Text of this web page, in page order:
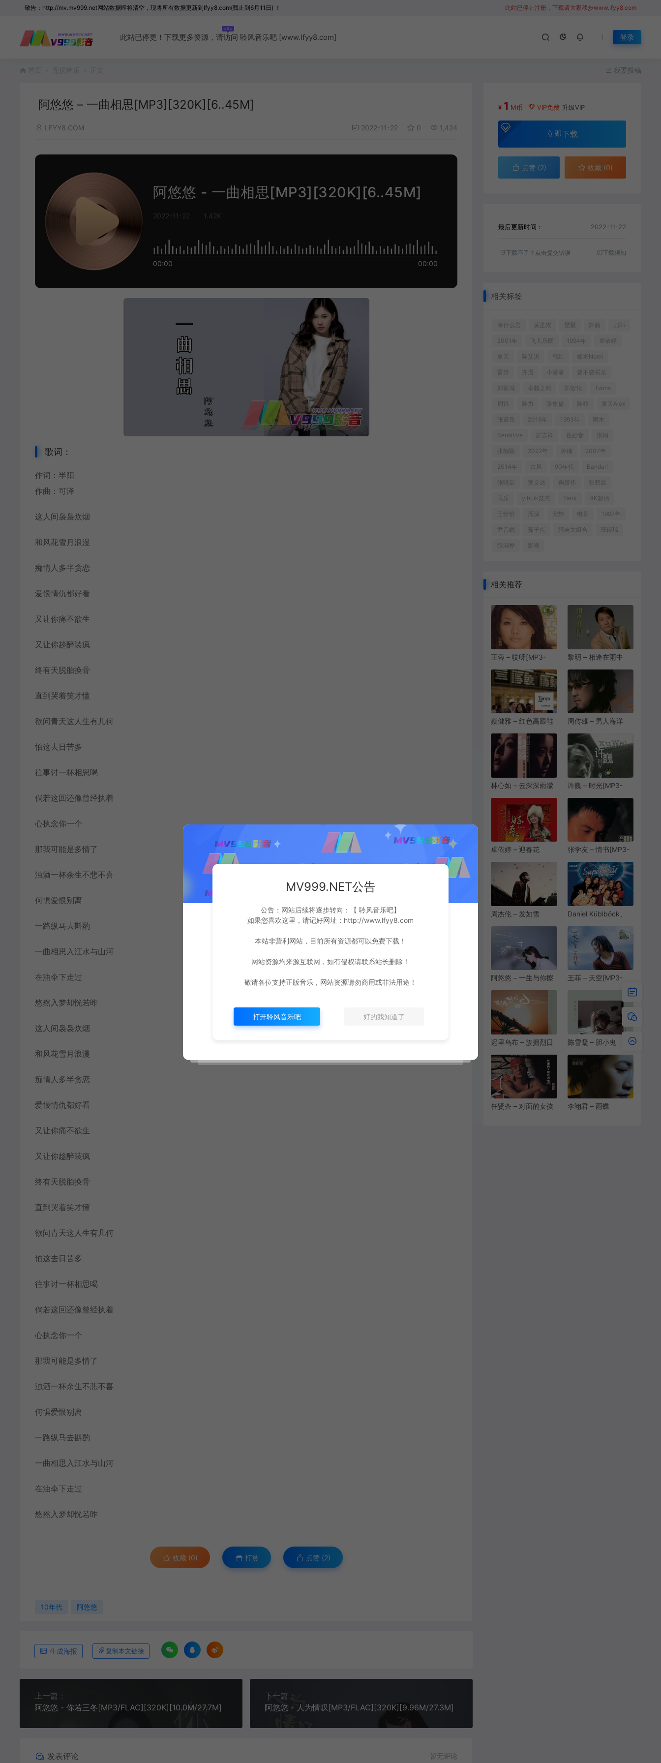
敬告：http://mv.mv999.net网站数据即将清空，现将所有数据更新到lfyy8.com(截止到6月11日) ！ 此站已停止注册，下载请大家移步www.lfyy8.com
此站已停更！下载更多资源，请访问 聆风音乐吧 [www.lfyy8.com] 登录
我要投稿
阿悠悠 – 一曲相思[MP3][320K][6..45M]
LFYY8.COM 2022-11-22 0 1,424
阿悠悠 - 一曲相思[MP3][320K][6..45M]
2022-11-22 1.42K
00:00 00:00
歌词：
作词：半阳
作曲：可泽
这人间袅袅炊烟
和风花雪月浪漫
痴情人多半贪恋
爱恨情仇都好看
又让你痛不欲生
又让你趁醉装疯
终有天脱胎换骨
直到哭着笑才懂
欲问青天这人生有几何
怕这去日苦多
往事讨一杯相思喝
倘若这回还像曾经执着
心执念你一个
那我可能是多情了
浊酒一杯余生不悲不喜
何惧爱恨别离
一路纵马去斟酌
一曲相思入江水与山河
在油伞下走过
悠然入梦却恍若昨
这人间袅袅炊烟
和风花雪月浪漫
痴情人多半贪恋
爱恨情仇都好看
又让你痛不欲生
又让你趁醉装疯
终有天脱胎换骨
直到哭着笑才懂
欲问青天这人生有几何
怕这去日苦多
往事讨一杯相思喝
倘若这回还像曾经执着
心执念你一个
那我可能是多情了
浊酒一杯余生不悲不喜
何惧爱恨别离
一路纵马去斟酌
一曲相思入江水与山河
在油伞下走过
悠然入梦却恍若昨
收藏 (0) 打赏 点赞 (2)
10年代 阿悠悠
生成海报 复制本文链接
上一篇：
阿悠悠 - 你若三冬[MP3/FLAC][320K][10.0M/27.7M]
下一篇：
阿悠悠 - 人为情叹[MP3/FLAC][320K][9.96M/27.3M]
发表评论 暂无评论
¥ 1 M币 VIP免费 升级VIP
立即下载
点赞 (2) 收藏 (0)
最后更新时间： 2022-11-22
下载不了？点击提交错误 下载须知
相关标签
等什么君 黄圣依 琵琶 舞曲 刀郎
2001年 飞儿乐团 1994年 卓依婷
夏天 陈艾湄 韩红 糯米Nomi
雷婷 齐晨 小潘潘 要不要买菜
郭富城 卓越之剑 郑智化 Twins
周迅 陈力 骆集益 陈粒 夏天Alex
张震岳 2016年 1993年 阿木
Sensitive 罗志祥 任妙音 依桐
张靓颖 2022年 孙楠 2007年
2014年 古风 90年代 Bandari
张晓棠 黄义达 鞠婧祎 张碧晨
民乐 yihuik苡慧 Tank 4K超清
王恰恰 周深 安静 电音 1997年
尹昔眠 茄子蛋 阿吉太组合 班得瑞
陈淑桦 影视
相关推荐
王蓉 – 哎呀[MP3-
[8.57M/27.5M]
黎明 – 相逢在雨中
[8.93M/26.1M]
蔡健雅 – 红色高跟鞋
[8.01M/24.4M]
周传雄 – 男人海洋
[9.15M/23.1M]
林心如 – 云深深雨濛
320K/FLAC]
[10.1M/27.6M]
许巍 – 时光[MP3-
[12.1M/34.9M]
卓依婷 – 迎春花
[8.61M/26.7M]
张学友 – 情书[MP3-
[9.60M/24.8M]
周杰伦 – 发如雪
Daniel Küblböck、
den Superstar – Cry
On My
Shoulde[MP3/FLAC]
[320K]
[9.53M/27.9M]
阿悠悠 – 一生与你擦
[320K]
[9.27M/25.7M]
王菲 – 天空[MP3-
迟里乌布 – 簇拥烈日
320K/FLAC]
[8.85M/22.9M]
陈雪凝 – 胆小鬼
[10.1M/27.2M]
任贤齐 – 对面的女孩
李翊君 – 雨蝶
MV999.NET公告
公告：网站后续将逐步转向：【 聆风音乐吧】
如果您喜欢这里，请记好网址：http://www.lfyy8.com
本站非营利网站，目前所有资源都可以免费下载！
网站资源均来源互联网，如有侵权请联系站长删除！
敬请各位支持正版音乐，网站资源请勿商用或非法用途！
打开聆风音乐吧 好的我知道了